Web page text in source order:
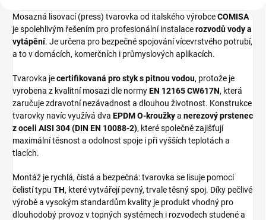
Mosazná lisovací (press) tvarovka od italského výrobceCOMISA
je spolehlivým řešením pro profesionální instalacerozvodů vody a
vytápění. Je určena pro bezpečné spojování vícevrstvého potrubí,
a to v domácích, komerčních i průmyslových aplikacích.
Tvarovka jecertifikovaná pro styk s pitnou vodou, protože je
vyrobena z kvalitní mosazi dle normyEN 12165 CW617N, která
zaručuje zdravotní nezávadnost a dlouhou životnost. Konstrukce
tvarovky navíc využívá dva EPDM O-kroužkya nerezový prstenec
z oceli AISI 304 (DIN EN 10088-2), které společně zajišťují
maximální těsnost a odolnost spoje i při vyšších teplotách a
tlacích.
Montáž je rychlá, čistá a bezpečná: tvarovka se lisuje pomocí
čelistí typu TH, které vytvářejí pevný, trvale těsný spoj. Díky pečlivé
výrobě a vysokým standardům kvality je produkt vhodný pro
dlouhodobý provoz v topných systémech i rozvodech studené a